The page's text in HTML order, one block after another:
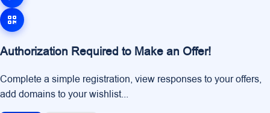
Authorization Required to Make an Offer!
Complete a simple registration, view responses to your offers,
add domains to your wishlist...